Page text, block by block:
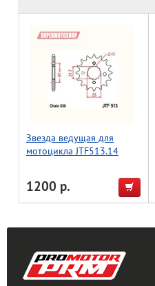
Звезда ведущая для
мотоцикла JTF513.14
1200 р.